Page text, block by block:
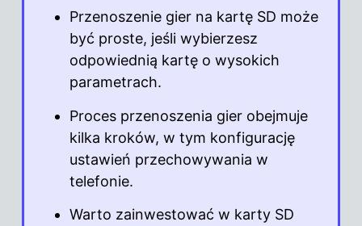
Przenoszenie gier na kartę SD może
być proste, jeśli wybierzesz
odpowiednią kartę o wysokich
parametrach.
Proces przenoszenia gier obejmuje
kilka kroków, w tym konfigurację
ustawień przechowywania w
telefonie.
Warto zainwestować w karty SD